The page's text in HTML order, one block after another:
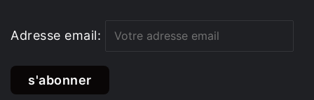
Adresse email: